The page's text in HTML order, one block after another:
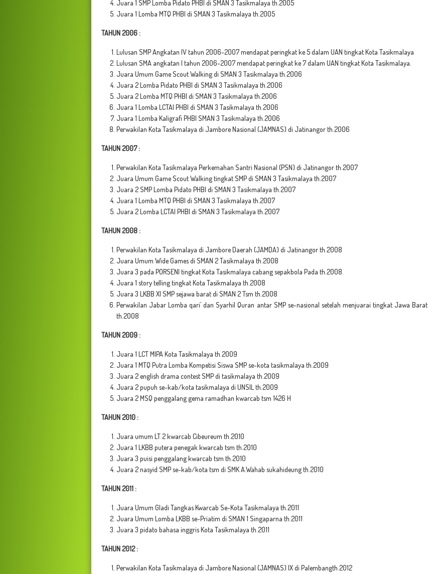
Juara 1 SMP Lomba Pidato PHBI di SMAN 3 Tasikmalaya th.2005
Juara 1 Lomba MTQ PHBI di SMAN 3 Tasikmalaya th.2005
TAHUN 2006 :
Lulusan SMP Angkatan IV tahun 2006-2007 mendapat peringkat ke 5 dalam UAN tingkat Kota Tasikmalaya
Lulusan SMA angkatan I tahun 2006-2007 mendapat peringkat ke 7 dalam UAN tingkat Kota Tasikmalaya.
Juara Umum Game Scout Walking di SMAN 3 Tasikmalaya th.2006
Juara 2 Lomba Pidato PHBI di SMAN 3 Tasikmalaya th.2006
Juara 2 Lomba MTQ PHBI di SMAN 3 Tasikmalaya th.2006
Juara 1 Lomba LCTAI PHBI di SMAN 3 Tasikmalaya th.2006
Juara 1 Lomba Kaligrafi PHBI SMAN 3 Tasikmalaya th.2006
Perwakilan Kota Tasikmalaya di Jambore Nasional (JAMNAS) di Jatinangor th.2006
TAHUN 2007 :
Perwakilan Kota Tasikmalaya Perkemahan Santri Nasional (PSN) di Jatinangor th.2007
Juara Umum Game Scout Walking tingkat SMP di SMAN 3 Tasikmalaya th.2007
Juara 2 SMP Lomba Pidato PHBI di SMAN 3 Tasikmalaya th.2007
Juara 1 Lomba MTQ PHBI di SMAN 3 Tasikmalaya th.2007
Juara 2 Lomba LCTAI PHBI di SMAN 3 Tasikmalaya th.2007
TAHUN 2008 :
Perwakilan Kota Tasikmalaya di Jambore Daerah (JAMDA) di Jatinangor th.2008
Juara Umum Wide Games di SMAN 2 Tasikmalaya th.2008
Juara 3 pada PORSENI tingkat Kota Tasikmalaya cabang sepakbola Pada th.2008.
Juara 1 story telling tingkat Kota Tasikmalaya th.2008
Juara 3 LKBB XI SMP sejawa barat di SMAN 2 Tsm th.2008
Perwakilan Jabar Lomba qari` dan Syarhil Quran antar SMP se-nasional setelah menjuarai tingkat Jawa Barat
th.2008
TAHUN 2009 :
Juara 1 LCT MIPA Kota Tasikmalaya th.2009
Juara 1 MTQ Putra Lomba Kompetisi Siswa SMP se-kota tasikmalaya th.2009
Juara 2 english drama contest SMP di tasikmalaya th.2009
Juara 2 pupuh se-kab/kota tasikmalaya di UNSIL th.2009
Juara 2 MSQ penggalang gema ramadhan kwarcab tsm 1426 H
TAHUN 2010 :
Juara umum LT 2 kwarcab Cibeureum th.2010
Juara 1 LKBB putera penegak kwarcab tsm th.2010
Juara 3 puisi penggalang kwarcab tsm th.2010
Juara 2 nasyid SMP se-kab/kota tsm di SMK A.Wahab sukahideung th.2010
TAHUN 2011 :
Juara Umum Gladi Tangkas Kwarcab Se-Kota Tasikmalaya th.2011
Juara Umum Lomba LKBB se-Priatim di SMAN 1 Singaparna th.2011
Juara 3 pidato bahasa inggris Kota Tasikmalaya th.2011
TAHUN 2012 :
Perwakilan Kota Tasikmalaya di Jambore Nasional (JAMNAS) IX di Palembangth.2012